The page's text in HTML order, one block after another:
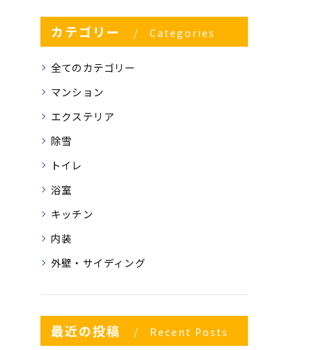
カテゴリー Categories
全てのカテゴリー
マンション
エクステリア
除雪
トイレ
浴室
キッチン
内装
外壁・サイディング
最近の投稿 Recent Posts